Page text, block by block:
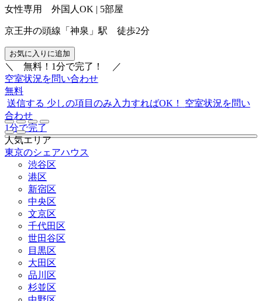
女性専用 外国人OK | 5部屋
京王井の頭線「神泉」駅 徒歩2分
お気に入りに追加
＼ 無料！1分で完了！
／
空室状況を問い合わせ
無料
送信する 少しの項目のみ入力すればOK！
空室状況を問い
合わせ
1分で完了
人気エリア
東京のシェアハウス
渋谷区
港区
新宿区
中央区
文京区
千代田区
世田谷区
目黒区
大田区
品川区
杉並区